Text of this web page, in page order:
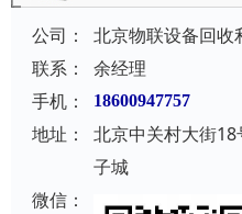
公司：
北京物联设备回收
联系：
余经理
手机：
18600947757
地址：
北京中关村大街
子城
微信：